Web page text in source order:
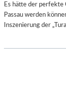
Es hätte der perfekte
Passau werden
Inszenierung der